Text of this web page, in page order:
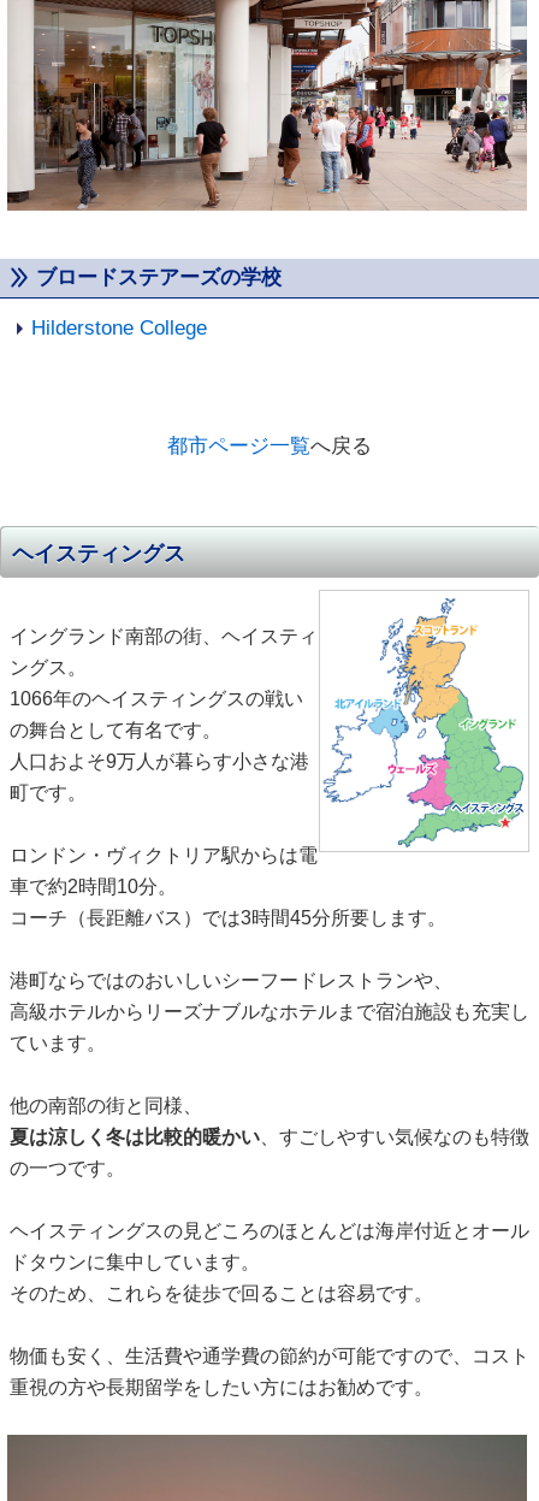
ブロードステアーズの学校
Hilderstone College
都市ページ一覧へ戻る
ヘイスティングス
イングランド南部の街、ヘイスティ
ングス。
1066年のヘイスティングスの戦い
の舞台として有名です。
人口およそ9万人が暮らす小さな港
町です。
ロンドン・ヴィクトリア駅からは電
車で約2時間10分。
コーチ（長距離バス）では3時間45分所要します。
港町ならではのおいしいシーフードレストランや、
高級ホテルからリーズナブルなホテルまで宿泊施設も充実し
ています。
他の南部の街と同様、
夏は涼しく冬は比較的暖かい 、すごしやすい気候なのも特徴
の一つです。
ヘイスティングスの見どころのほとんどは海岸付近とオール
ドタウンに集中しています。
そのため、これらを徒歩で回ることは容易です。
物価も安く、生活費や通学費の節約が可能ですので、コスト
重視の方や長期留学をしたい方にはお勧めです。